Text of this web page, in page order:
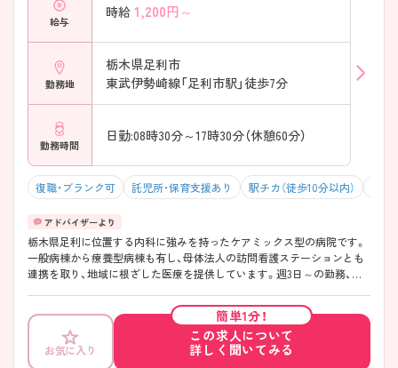
給与
時給 1,200円～
勤務地
栃木県足利市
東武伊勢崎線「足利市駅」徒歩7分
勤務時間
日勤:08時30分～17時30分（休憩60分）
復職・ブランク可 託児所・保育支援あり 駅チカ（徒歩10分以内）
栃木県足利に位置する内科に強みを持ったケアミックス型の病院です。
一般病棟から療養型病棟も有し、母体法人の訪問看護ステーションとも
連携を取り、地域に根ざした医療を提供しています。週3日～の勤務、日
だけます♪ ご興味ある方には、面接対策ポイントなど、さらに詳細をお
話しいたしますのでお気軽にご相談ください。
お気に入り
簡単1分！
この求人について
詳しく聞いてみる